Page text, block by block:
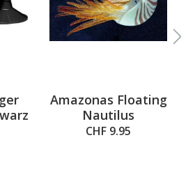
Amazonas Floating
Nautilus
CHF 9.95